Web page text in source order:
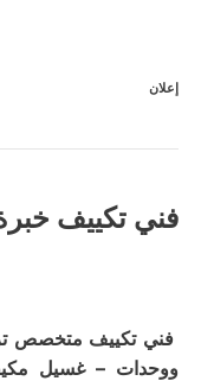
إعلان
فني تكييف
فني تكييف متخصص
ووحدات – غسيل